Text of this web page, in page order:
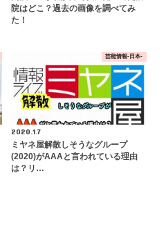
院はどこ？過去の画像を調べてみ
た！
芸能情報-日本-
2020.1.7
ミヤネ屋解散しそうなグループ
(2020)がAAAと言われている理由
は？リ…